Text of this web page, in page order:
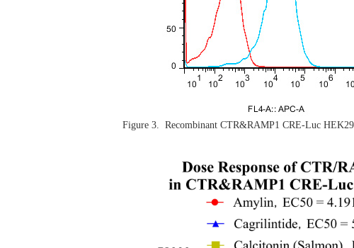
Figure 3. Recombinant CTR&RAMP1 CRE-Luc